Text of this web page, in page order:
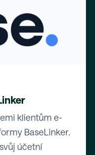
klientům e-
BaseLinker.
účetní